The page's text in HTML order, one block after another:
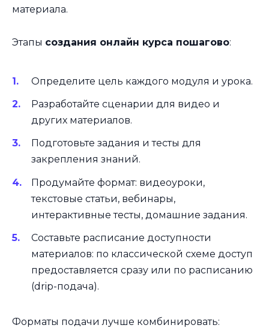
материала.
Этапы создания онлайн курса пошагово:
Определите цель каждого модуля и урока.
Разработайте сценарии для видео и
других материалов.
Подготовьте задания и тесты для
закрепления знаний.
Продумайте формат: видеоуроки,
текстовые статьи, вебинары,
интерактивные тесты, домашние задания.
Составьте расписание доступности
материалов: по классической схеме доступ
предоставляется сразу или по расписанию
(drip-подача).
Форматы подачи лучше комбинировать: